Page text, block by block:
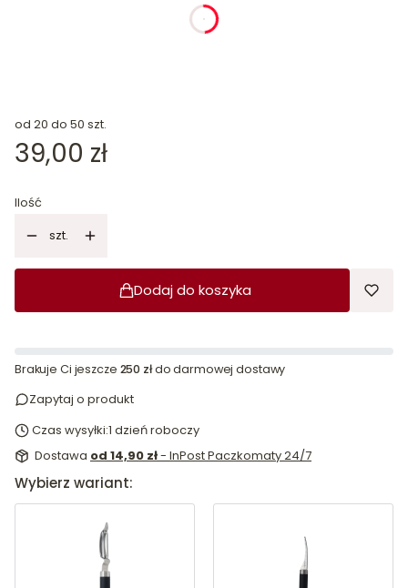
od 20 do 50 szt.
Cena
39,00 zł
Ilość
szt.
Dodaj do koszyka
Brakuje Ci jeszcze 250 złdo darmowej dostawy
Zapytaj o produkt
Czas wysyłki:1 dzień roboczy
Dostawa od 14,90 zł- InPost Paczkomaty 24/7
Wybierz wariant: